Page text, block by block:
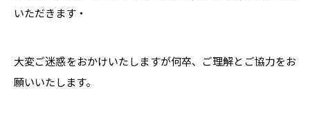
いただきます・
大変ご迷惑をおかけいたしますが何卒、ご理解とご協力をお
願いいたします。